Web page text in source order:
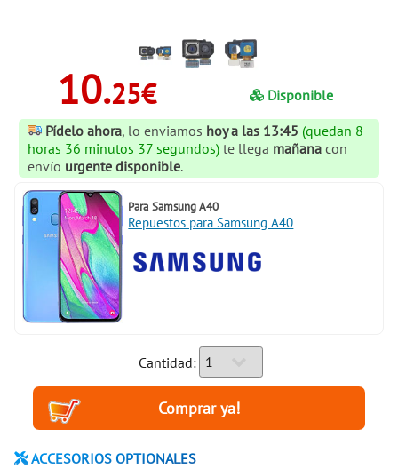
10.25€
Disponible
Pídelo ahora, lo enviamos hoy a las 13:45 (quedan 8
horas 36 minutos 37 segundos) te llega mañana con
envío urgente disponible.
Para Samsung A40
Repuestos para Samsung A40
Cantidad:
ACCESORIOS OPTIONALES